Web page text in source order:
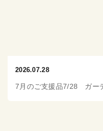
2026.07.28
7月のご支援品7/28 ガー